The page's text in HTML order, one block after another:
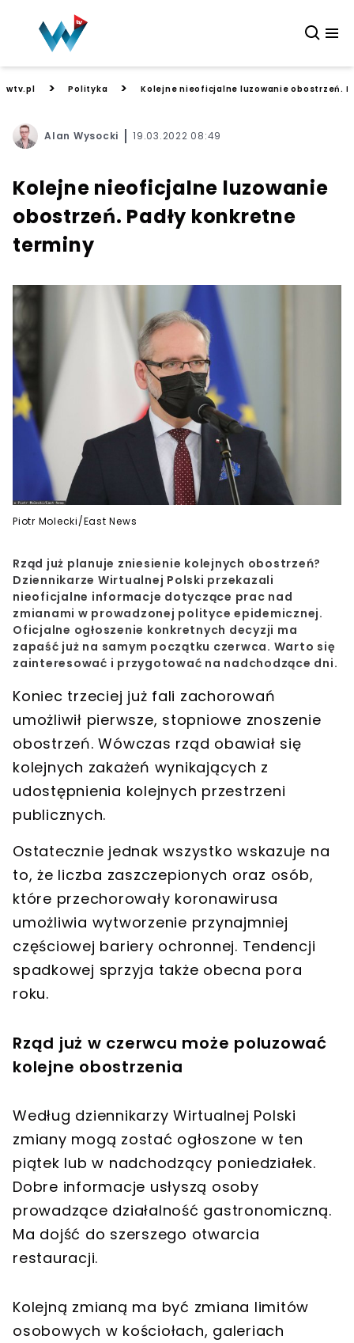
wtv.pl > Polityka > Kolejne nieoficjalne luzowanie obostrzeń.
Alan Wysocki 19.03.2022 08:49
Kolejne nieoficjalne luzowanie
obostrzeń. Padły konkretne
terminy
Piotr Molecki/East News
Rząd już planuje zniesienie kolejnych obostrzeń?
Dziennikarze Wirtualnej Polski przekazali
nieoficjalne informacje dotyczące prac nad
zmianami w prowadzonej polityce epidemicznej.
Oficjalne ogłoszenie konkretnych decyzji ma
zapaść już na samym początku czerwca. Warto się
zainteresować i przygotować na nadchodzące dni.
Koniec trzeciej już fali zachorowań
umożliwił pierwsze, stopniowe znoszenie
obostrzeń. Wówczas rząd obawiał się
kolejnych zakażeń wynikających z
udostępnienia kolejnych przestrzeni
publicznych.
Ostatecznie jednak wszystko wskazuje na
to, że liczba zaszczepionych oraz osób,
które przechorowały koronawirusa
umożliwia wytworzenie przynajmniej
częściowej bariery ochronnej. Tendencji
spadkowej sprzyja także obecna pora
roku.
Rząd już w czerwcu może poluzować
kolejne obostrzenia
Według dziennikarzy Wirtualnej Polski
zmiany mogą zostać ogłoszone w ten
piątek lub w nadchodzący poniedziałek.
Dobre informacje usłyszą osoby
prowadzące działalność gastronomiczną.
Ma dojść do szerszego otwarcia
restauracji.
Kolejną zmianą ma być zmiana limitów
osobowych w kościołach, galeriach